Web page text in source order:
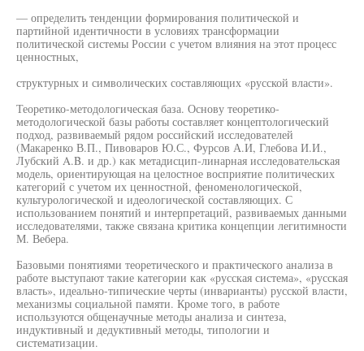
— определить тенденции формирования политической и
партийной идентичности в условиях трансформации
политической системы России с учетом влияния на этот процесс
ценностных,
структурных и символических составляющих «русской власти».
Теоретико-методологическая база. Основу теоретико-
методологической базы работы составляет концептологический
подход, развиваемый рядом российский исследователей
(Макаренко В.П., Пивоваров Ю.С., Фурсов А.И, Глебова И.И.,
Лубский A.B. и др.) как метадисцип-линарная исследовательская
модель, ориентирующая на целостное восприятие политических
категорий с учетом их ценностной, феноменологической,
культурологической и идеологической составляющих. С
использованием понятий и интерпретаций, развиваемых данными
исследователями, также связана критика концепции легитимности
М. Вебера.
Базовыми понятиями теоретического и практического анализа в
работе выступают такие категории как «русская система», «русская
власть», идеально-типические черты (инварианты) русской власти,
механизмы социальной памяти. Кроме того, в работе
используются общенаучные методы анализа и синтеза,
индуктивный и дедуктивный методы, типологии и
систематизации.